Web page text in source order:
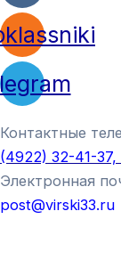
Контактные
(4922) 32-41-37,
Электронная
post@virski33.ru